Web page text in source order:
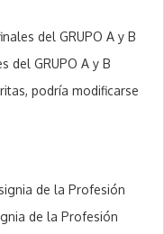
del GRUPO A y B
del GRUPO A y B
podría modificarse
de la Profesión
de la Profesión